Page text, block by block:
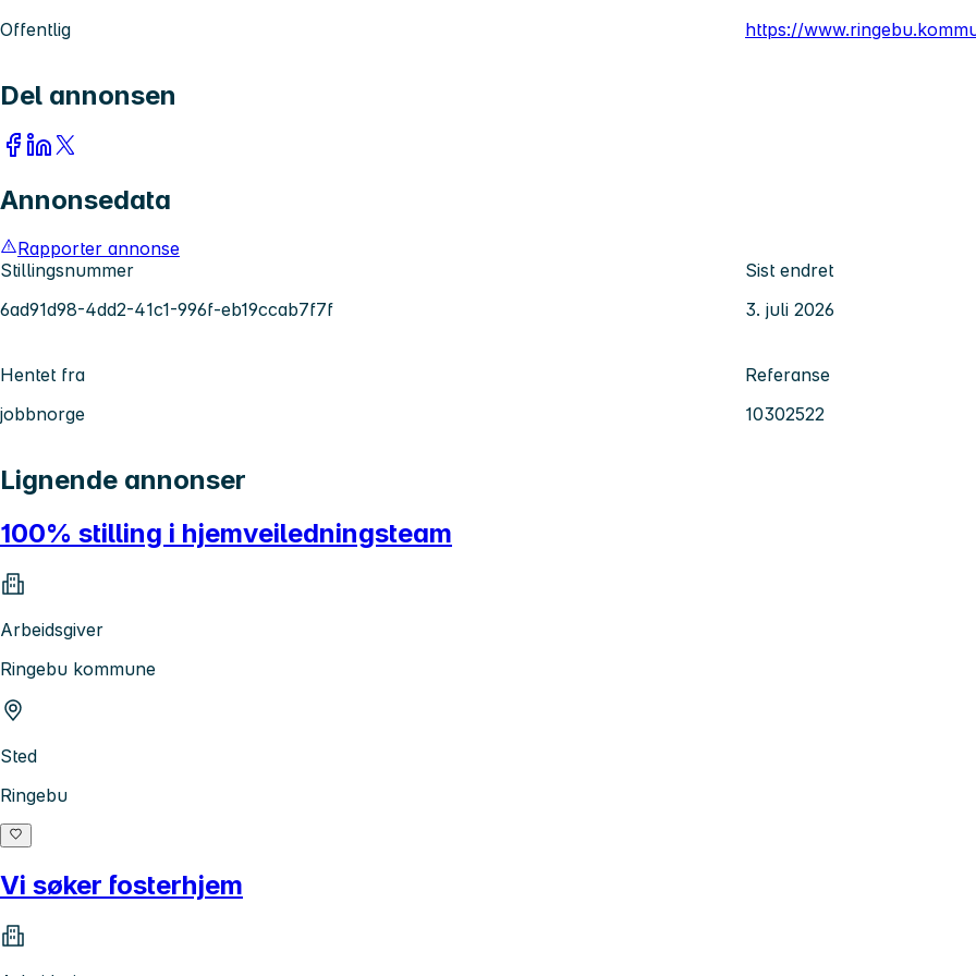
Offentlig
https://
Del annonsen
Annonsedata
Rapporter annonse
Stillingsnummer
6ad91d98-4dd2-41c1-996f-eb19ccab7f7f
Sist endret
3. juli 2026
Hentet fra
jobbnorge
Referanse
10302522
Lignende annonser
100% stilling i hjemveiledningsteam
Arbeidsgiver
Ringebu kommune
Sted
Ringebu
Vi søker fosterhjem